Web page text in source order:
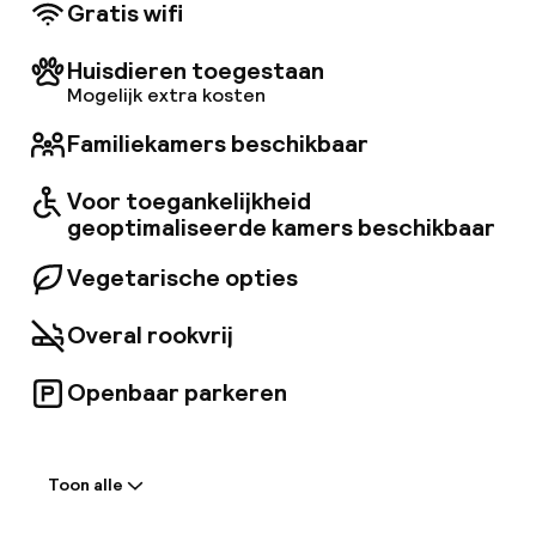
Gratis wifi
Huisdieren toegestaan
Mogelijk extra kosten
Familiekamers beschikbaar
Voor toegankelijkheid
geoptimaliseerde kamers beschikbaar
Vegetarische opties
Overal rookvrij
Openbaar parkeren
Toon alle